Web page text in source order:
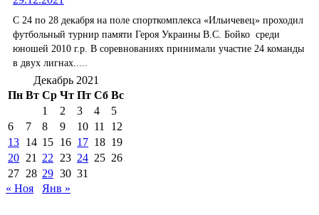
С 24 по 28 декабря на поле спорткомплекса «Ильичевец» проходил
футбольный турнир памяти Героя Украины В.С. Бойко среди
юношей 2010 г.р. В соревнованиях принимали участие 24 команды
в двух лигнах.....
Декабрь 2021
Пн Вт Ср Чт Пт Сб Вс
1
2 3 4
5
6
7 8 9 10 11
12
13 14 15 16 17 18 19
20 21 22 23 24 25 26
27 28 29 30 31
« Ноя
Янв »